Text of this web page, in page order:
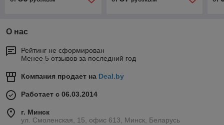
О нас
Рейтинг не сформирован
Менее 5 отзывов за последний год
Компания продает на Deal.by
Работает с 06.03.2014
г. Минск
ул. Смоленская, 15, офис 613, Минск, Беларусь